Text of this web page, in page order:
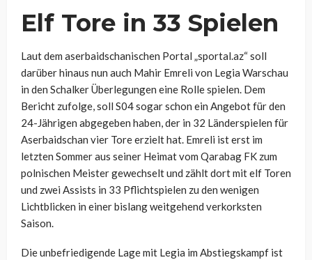
Elf Tore in 33 Spielen
Laut dem aserbaidschanischen Portal „sportal.az“ soll
darüber hinaus nun auch Mahir Emreli von Legia Warschau
in den Schalker Überlegungen eine Rolle spielen. Dem
Bericht zufolge, soll S04 sogar schon ein Angebot für den
24-Jährigen abgegeben haben, der in 32 Länderspielen für
Aserbaidschan vier Tore erzielt hat. Emreli ist erst im
letzten Sommer aus seiner Heimat vom Qarabag FK zum
polnischen Meister gewechselt und zählt dort mit elf Toren
und zwei Assists in 33 Pflichtspielen zu den wenigen
Lichtblicken in einer bislang weitgehend verkorksten
Saison.
Die unbefriedigende Lage mit Legia im Abstiegskampf ist